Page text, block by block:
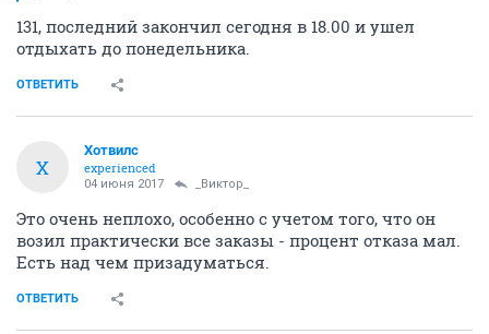
131, последний закончил сегодня в 18.00 и ушел
отдыхать до понедельника.
ОТВЕТИТЬ
Х
Хотвилс
experienced
04 июня 2017 _Виктор_
Это очень неплохо, особенно с учетом того, что он
возил практически все заказы - процент отказа мал.
Есть над чем призадуматься.
ОТВЕТИТЬ